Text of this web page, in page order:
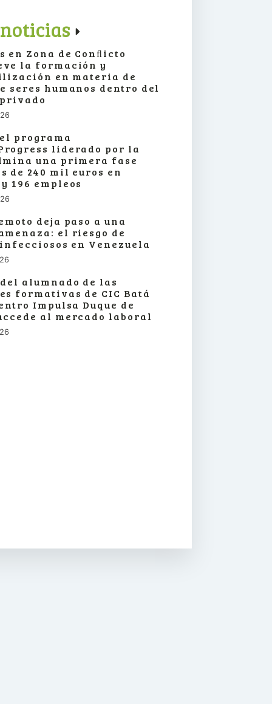
en Zona de Conﬂicto
la formación y
en materia de
seres humanos dentro del
programa
liderado por la
una primera fase
de 240 mil euros en
196 empleos
deja paso a una
el riesgo de
en Venezuela
del alumnado de las
formativas de CIC Batá
Impulsa Duque de
al mercado laboral